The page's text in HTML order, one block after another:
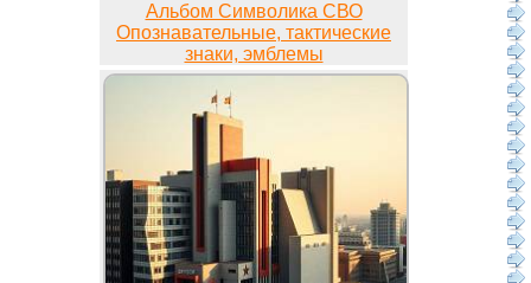
Альбом Символика СВО
Опознавательные, тактические
знаки, эмблемы